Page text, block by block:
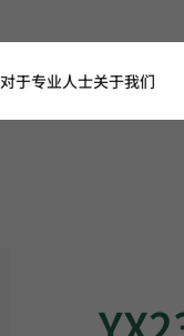
对于专业人士关于我们